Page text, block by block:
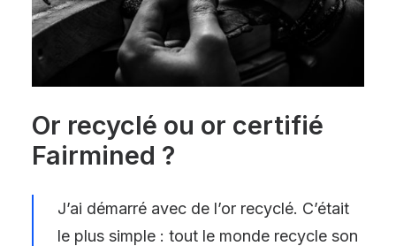
Or recyclé ou or certifié
Fairmined ?
J’ai démarré avec de l’or recyclé. C’était
le plus simple : tout le monde recycle son